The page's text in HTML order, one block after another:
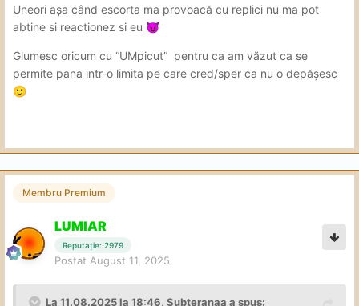
Uneori așa când escorta ma provoacă cu replici nu ma pot
abtine si reactionez si eu 😈
Glumesc oricum cu “UMpicut” pentru ca am văzut ca se
permite pana intr-o limita pe care cred/sper ca nu o depășesc
🙂
Membru Premium
LUMIAR
Reputație: 2979
Postat August 11, 2025
La 11.08.2025 la 18:46, Subteranaa a spus: